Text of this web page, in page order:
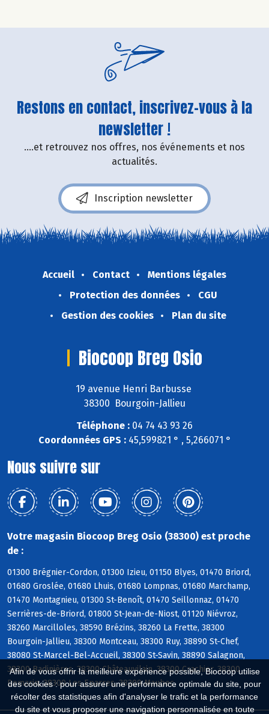
Afin de vous offrir la meilleure expérience possible, Biocoop utilise
des cookies : pour assurer une performance optimale du site, pour
récolter des statistiques afin d'analyser le trafic et la performance
du site et vous proposer une navigation personnalisée en toute
Restons en contact, inscrivez-vous à la
newsletter !
....et retrouvez nos offres, nos événements et nos
actualités.
Inscription newsletter
Accueil Contact
Mentions légales
Protection des données
CGU
Gestion des cookies
Plan du site
Biocoop Breg Osio
19 avenue Henri Barbusse
38300 Bourgoin-Jallieu
Téléphone : 04 74 43 93 26
Coordonnées GPS :45,599821 ° , 5,266071 °
Nous suivre sur
Votre magasin Biocoop Breg Osio (38300) est proche
de :
01300 Brégnier-Cordon, 01300 Izieu, 01150 Blyes, 01470 Briord,
01680 Groslée, 01680 Lhuis, 01680 Lompnas, 01680 Marchamp,
01470 Montagnieu, 01300 St-Benoît, 01470 Seillonnaz, 01470
Serrières-de-Briord, 01800 St-Jean-de-Niost, 01120 Niévroz,
38260 Marcilloles, 38590 Brézins, 38260 La Frette, 38300
Bourgoin-Jallieu, 38300 Montceau, 38300 Ruy, 38890 St-Chef,
38080 St-Marcel-Bel-Accueil, 38300 St-Savin, 38890 Salagnon,
38300 Badinières, 38300 Châteauvilain, 38300 Crachier, 38300
Domarin, 38300 Les Eparres, 38300 Maubec